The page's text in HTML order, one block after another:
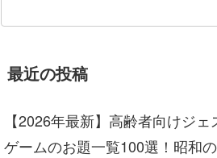
最近の投稿
【2026年最新】高齢者向けジェ
ゲームのお題一覧100選！昭和の